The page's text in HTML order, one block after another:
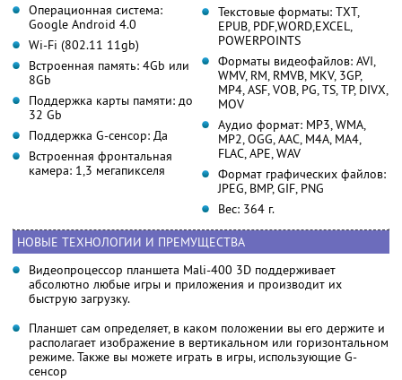
Операционная система:
Google Android 4.0
Wi-Fi (802.11 11gb)
Встроенная память: 4Gb или
8Gb
Поддержка карты памяти: до
32 Gb
Поддержка G-сенсор: Да
Встроенная фронтальная
камера: 1,3 мегапикселя
Текстовые форматы: TXT,
EPUB, PDF,WORD,EXCEL,
POWERPOINTS
Форматы видеофайлов: AVI,
WMV, RM, RMVB, MKV, 3GP,
MP4, ASF, VOB, PG, TS, TP, DIVX,
MOV
Аудио формат: MP3, WMA,
MP2, OGG, AAC, M4A, MA4,
FLAC, APE, WAV
Формат графических файлов:
JPEG, BMP, GIF, PNG
Вес: 364 г.
НОВЫЕ ТЕХНОЛОГИИ И ПРЕМУЩЕСТВА
Видеопроцессор планшета Mali-400 3D поддерживает
абсолютно любые игры и приложения и производит их
быструю загрузку.
Планшет сам определяет, в каком положении вы его держите и
располагает изображение в вертикальном или горизонтальном
режиме. Также вы можете играть в игры, использующие G-
сенсор